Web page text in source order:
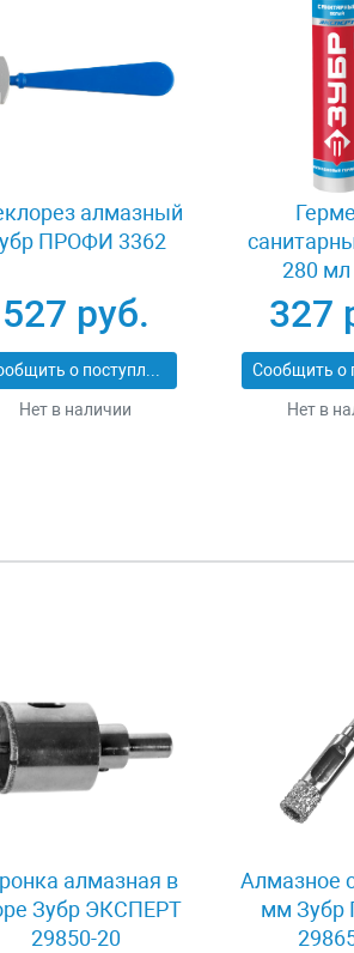
алмазный
ПРОФИ 3362
527 руб.
Сообщить о поступлении
Нет в наличии
280
ЭКСПЕРТ
327
Нет в
алмазная в
Зубр ЭКСПЕРТ
29850-20
Алмазное
мм